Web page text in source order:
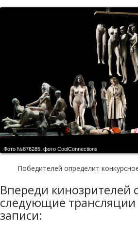
Фото №876285. фото CoolСonnections
Победителей определит
Впереди кинозрителей
следующие трансляции
записи: